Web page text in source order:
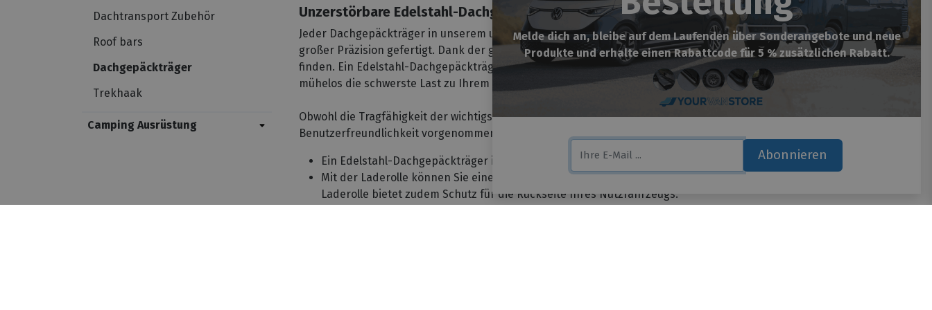
Dachtransport Zubehör
Roof bars
Dachgepäckträger
Trekhaak
Camping Ausrüstung
Unzerstörbare Edelstahl-Dachgepäckträger
Jeder Dachgepäckträger in unserem umfangreichen Sortiment ist sorgfältig gestaltet und mit ebenso
großer Präzision gefertigt. Dank der großen Auswahl sind Sie sicher, ein perfekt passendes Produkt zu
finden. Ein Edelstahl-Dachgepäckträger ist zudem sehr sicher, wirklich unzerstörbar und transportiert
mühelos die schwerste Last zu Ihrem Einsatz, unabhängig vom Nutzfahrzeug, das Sie fahren.
Obwohl die Tragfähigkeit der wichtigste Vorteil ist, haben wir einige innovative Anpassungen für mehr
Benutzerfreundlichkeit vorgenommen. Dies führt zu den folgenden Vorteilen:
Ein Edelstahl-Dachgepäckträger ist äußerst robust. Sie tragen problemlos eine schwere Last.
Mit der Laderolle können Sie eine Leiter, ein Rohr oder ein Brett leicht auf das Dach rollen. Die
Laderolle bietet zudem Schutz für die Rückseite Ihres Nutzfahrzeugs.
Melde dich an, bleibe auf dem Laufenden über Sonderangebote und neue
Produkte und erhalte einen Rabattcode für 5 % zusätzlichen Rabatt.
Abonnieren